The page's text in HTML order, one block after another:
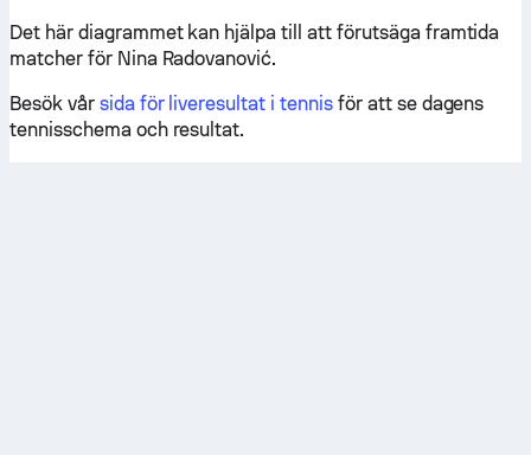
Det här diagrammet kan hjälpa till att förutsäga framtida
matcher för Nina Radovanović.
Besök vår sida för liveresultat i tennisför att se dagens
tennisschema och resultat.